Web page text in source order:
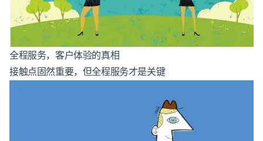
全程服务， 客户体验的真相
接触点固然重要，但全程服务才是关键